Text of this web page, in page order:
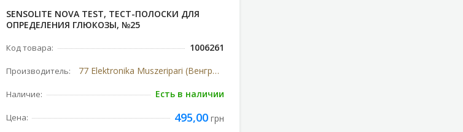
SENSOLITE NOVA TEST, ТЕСТ-ПОЛОСКИ ДЛЯ
ОПРЕДЕЛЕНИЯ ГЛЮКОЗЫ, №25
Код товара: 1006261
Производитель: 77 Elektronika Muszeripari (Венгрия)
Наличие: Есть в наличии
Цена: 495,00грн